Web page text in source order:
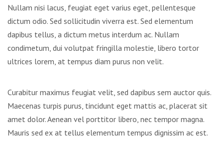
Nullam nisi lacus, feugiat eget varius eget, pellentesque
dictum odio. Sed sollicitudin viverra est. Sed elementum
dapibus tellus, a dictum metus interdum ac. Nullam
condimetum, dui volutpat fringilla molestie, libero tortor
ultrices lorem, at tempus diam purus non velit.
Curabitur maximus feugiat velit, sed dapibus sem auctor quis.
Maecenas turpis purus, tincidunt eget mattis ac, placerat sit
amet dolor. Aenean vel porttitor libero, nec tempor magna.
Mauris sed ex at tellus elementum tempus dignissim ac est.